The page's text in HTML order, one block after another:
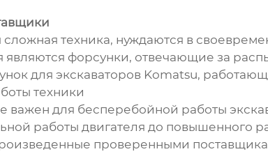
техника, нуждаются в
форсунки, отвечающие за
для экскаваторов Komatsu,
техники
для бесперебойной работы
работы двигателя до повышенного
проверенными